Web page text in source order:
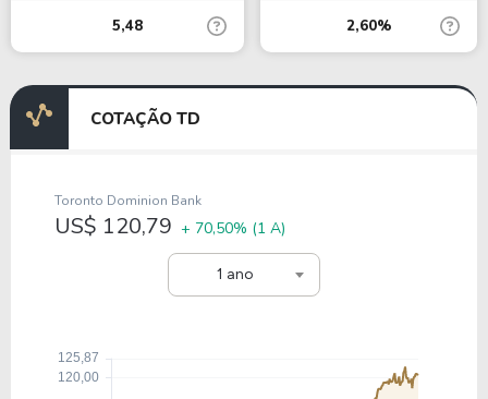
5,48 2,60%
COTAÇÃO TD
1 ano
Toronto Dominion Bank
US$ 120,79 + 70,50% (1 A)